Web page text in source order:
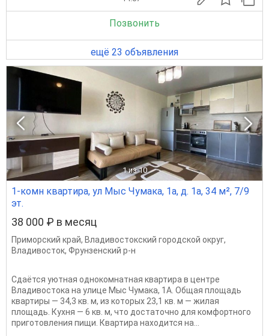
Позвонить
ещё 23 объявления
1 из 10
1-комн квартира, ул Мыс Чумака, 1а, д. 1а, 34 м², 7/9
эт.
38 000 ₽ в месяц
Приморский край, Владивостокский городской округ,
Владивосток, Фрунзенский р-н
Сдаётся уютная однокомнатная квартира в центре
Владивостока на улице Мыс Чумака, 1А. Общая площадь
квартиры — 34,3 кв. м, из которых 23,1 кв. м — жилая
площадь. Кухня — 6 кв. м, что достаточно для комфортного
приготовления пищи. Квартира находится на...